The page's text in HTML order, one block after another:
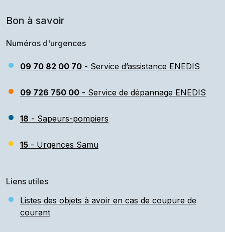
Bon à savoir
Numéros d'urgences
09 70 82 00 70 - Service d’assistance ENEDIS
09 726 750 00 - Service de dépannage ENEDIS
18 - Sapeurs-pompiers
15 - Urgences Samu
Liens utiles
Listes des objets à avoir en cas de coupure de
courant